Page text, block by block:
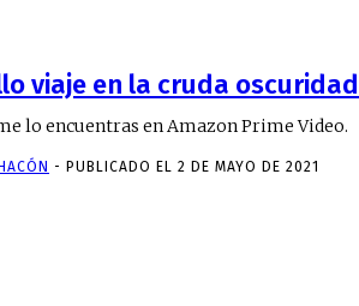
viaje en la cruda oscuridad
lo encuentras en Amazon Prime Video.
- PUBLICADO EL 2 DE MAYO DE 2021